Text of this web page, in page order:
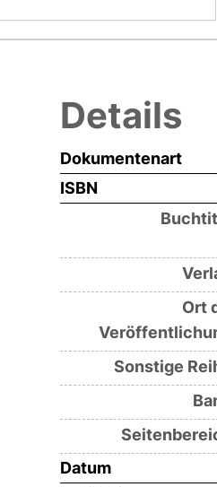
Details
Dokumentenart
ISBN
Ort
Sonstige
Datum